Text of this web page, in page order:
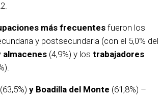
más frecuentesfueron los
y postsecundaria (con el 5,0% del
almacenes (4,9%) y los trabajadores
(63,5%) y Boadilla del Monte (61,8%) –